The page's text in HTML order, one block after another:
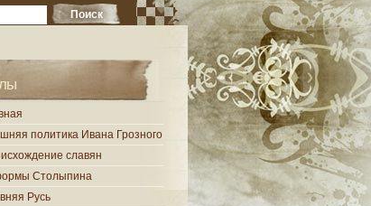
политика Ивана Грозного
славян
Столыпина
Русь